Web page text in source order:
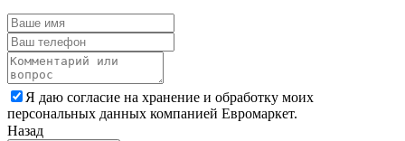
Я даю согласие на хранение и обработку моих
персональных данных компанией Евромаркет.
Назад